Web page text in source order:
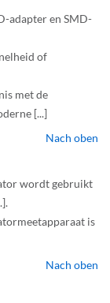
adapter en SMD-
of
met de
[...]
Nach oben
wordt gebruikt
is
Nach oben